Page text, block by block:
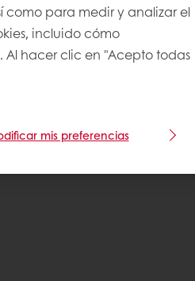
como para medir y analizar el
incluido cómo
. Al hacer clic en "Acepto todas
mis preferencias